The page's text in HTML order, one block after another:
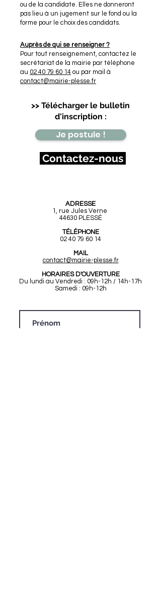
ou de la candidate. Elles ne donneront
pas lieu à un jugement sur le fond ou la
forme pour le choix des candidats.
Auprès de qui se renseigner ?
Pour tout renseignement, contactez le
secrétariat de la mairie par téléphone
au 02 40 79 60 14 ou par mail à
contact@mairie-plesse.fr
>> Télécharger le bulletin
d'inscription :
Je postule !
Contactez-nous
ADRESSE
1, rue Jules Verne
44630 PLESSÉ
TÉLÉPHONE
02 40 79 60 14
MAIL
contact@mairie-plesse.fr
HORAIRES D'OUVERTURE
Du lundi au Vendredi : 09h-12h / 14h-17h
Samedi : 09h-12h